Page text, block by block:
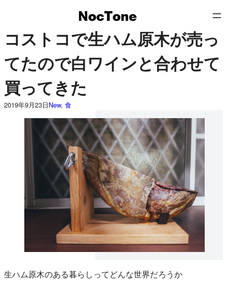
を
ス
キ
ッ
プ
コストコで生ハム原木が売っ
てたので白ワインと合わせて
買ってきた
2019年9月23日New, 食
生ハム原木のある暮らしってどんな世界だろうか